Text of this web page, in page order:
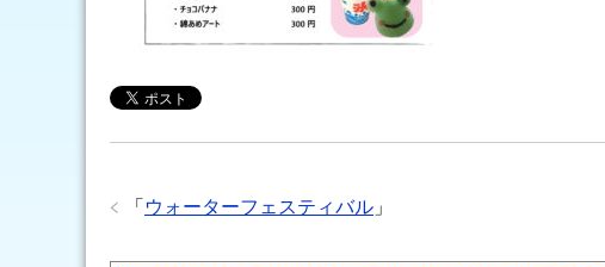
「 ウォーターフェスティバル 」